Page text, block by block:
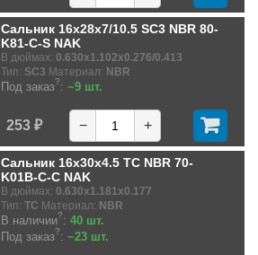
Сальник 16x28x7/10.5 SC3 NBR 80-
K81-C-S NAK
В дюймах: 0.630x1.102x0.276/0.413
Тип: SC3 Материал: NBR
Под заказ?: ~9 шт.
253 ₽ − +
Сальник 16x30x4.5 TC NBR 70-
K01B-C-C NAK
В дюймах: 0.630x1.181x0.177
Тип: TC Материал: NBR
В наличии?: 40 шт.
Под заказ?: ~23 шт.